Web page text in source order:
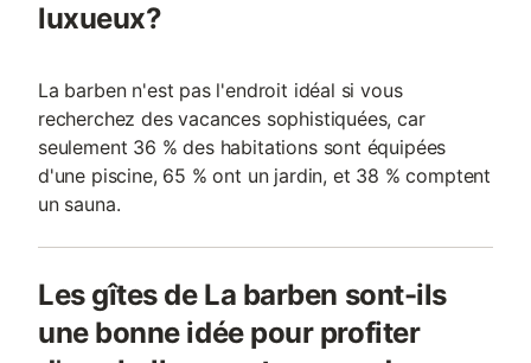
luxueux?
La barben n'est pas l'endroit idéal si vous
recherchez des vacances sophistiquées, car
seulement 36 % des habitations sont équipées
d'une piscine, 65 % ont un jardin, et 38 % comptent
un sauna.
Les gîtes de La barben sont-ils
une bonne idée pour profiter